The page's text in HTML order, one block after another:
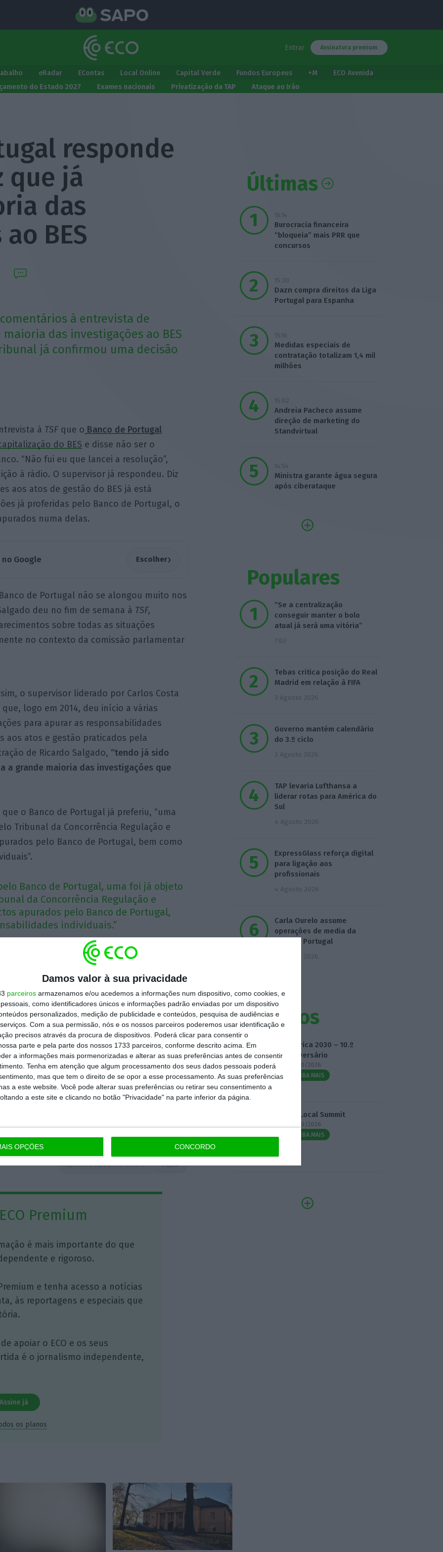
Damos valor à sua privacidade
parceiros armazenamos e/ou acedemos a informações num dispositivo, como cookies, e
como identificadores únicos e informações padrão enviadas por um dispositivo
personalizados, medição de publicidade e conteúdos, pesquisa de audiências e
Com a sua permissão, nós e os nossos parceiros poderemos usar identificação e
precisos através da procura de dispositivos. Poderá clicar para consentir o
parte e pela parte dos nossos 1733 parceiros, conforme descrito acima. Em
a informações mais pormenorizadas e alterar as suas preferências antes de consentir
Tenha em atenção que algum processamento dos seus dados pessoais poderá
mas que tem o direito de se opor a esse processamento. As suas preferências
a este website. Você pode alterar suas preferências ou retirar seu consentimento a
a este site e clicando no botão "Privacidade" na parte inferior da página.
OPÇÕES CONCORDO
Entrar Assinatura premium
eRadar EContas Local Online Capital Verde Fundos Europeus +M
ECO Avenida
do Estado 2027 Exames nacionais Privatização da TAP Ataque ao Irão
responde
que já
das
BES
à entrevista de
das investigações ao BES
já confirmou uma decisão
à TSFque o Banco de Portugal
do BES e disse não ser o
“Não fui eu que lancei a resolução”,
à rádio. O supervisor já respondeu. Diz
aos atos de gestão do BES já está
já proferidas pelo Banco de Portugal, o
numa delas.
Google Escolher›
de Portugal não se alongou muito nos
deu no fim de semana à TSF,
sobre todas as situações
no contexto da comissão parlamentar
o supervisor liderado por Carlos Costa
que, logo em 2014, deu início a várias
para apurar as responsabilidades
aos atos e gestão praticados pela
de Ricardo Salgado, “tendo já sido
a grande maioria das investigações que
o Banco de Portugal já preferiu, “uma
Tribunal da Concorrência Regulação e
pelo Banco de Portugal, bem como
Banco de Portugal, uma foi já objeto
da Concorrência Regulação e
apurados pelo Banco de Portugal,
individuais.”
que
“faltou vontade política” para evitar
isto porque havia outras soluções para
leva a pensar que não houve vontade
e o Banco de Portugal terem recusado
refere Salgado.
os lesados do BES, em quem pensa
[No tempo da] minha ação no
não fui eu que causei os lesados.
Penso todos os dias nos lesados.
https://eco.sapo.pt/2019/03/04/banco-de-portugal-responde-a-salgado-diz-que-ja-concluiu-maioria-das-investigacoes-ao-bes/ Copiar
Premium
é mais importante do que
e rigoroso.
e tenha acesso a notícias
às reportagens e especiais que
apoiar o ECO e os seus
é o jornalismo independente,
Assine já
os planos
Últimas
16:14
Burocracia financeira
“bloqueia” mais PRR que
concursos
15:30
Dazn compra direitos da Liga
Portugal para Espanha
15:16
Medidas especiais de
contratação totalizam 1,4 mil
milhões
15:02
Andreia Pacheco assume
direção de marketing do
Standvirtual
14:54
Ministra garante água segura
após ciberataque
Populares
“Se a centralização
conseguir manter o bolo
atual já será uma vitória”
7:02
Tebas critica posição do Real
Madrid em relação à FIFA
3 Agosto 2026
Governo mantém calendário
do 3.º ciclo
3 Agosto 2026
TAP levaria Lufthansa a
liderar rotas para América do
Sul
4 Agosto 2026
ExpressGlass reforça digital
para ligação aos
profissionais
4 Agosto 2026
Carla Ourelo assume
operações de media da
Publicis Portugal
5 Agosto 2026
Eventos
Fábrica 2030 – 10.º
Aniversário
14/10/2026
SAIBA MAIS
3.º Local Summit
07/10/2026
SAIBA MAIS